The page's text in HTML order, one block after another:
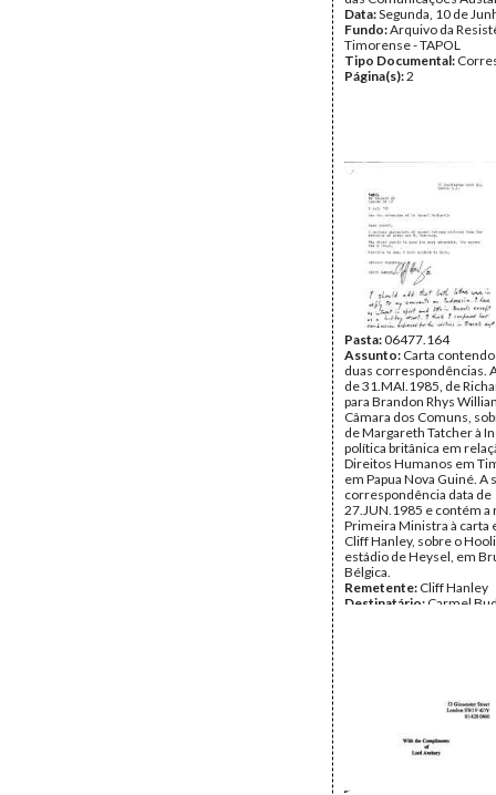
Data:Segunda, 10 de
Fundo:Arquivo da
Timorense - TAPOL
Tipo Documental:
Página(s):2
Pasta:06477.164
Assunto: Carta
duas correspondências.
de 31.MAI.1985, de
para Brandon Rhys
Câmara dos Comuns,
de Margareth Tatcher à
política britânica em
Direitos Humanos em
em Papua Nova Guiné. A
correspondência data de
27.JUN.1985 e contém a
Primeira Ministra à carta
Cliff Hanley, sobre o
estádio de Heysel, em
Bélgica.
Remetente: Cliff Hanley
Destinatário: Carmel